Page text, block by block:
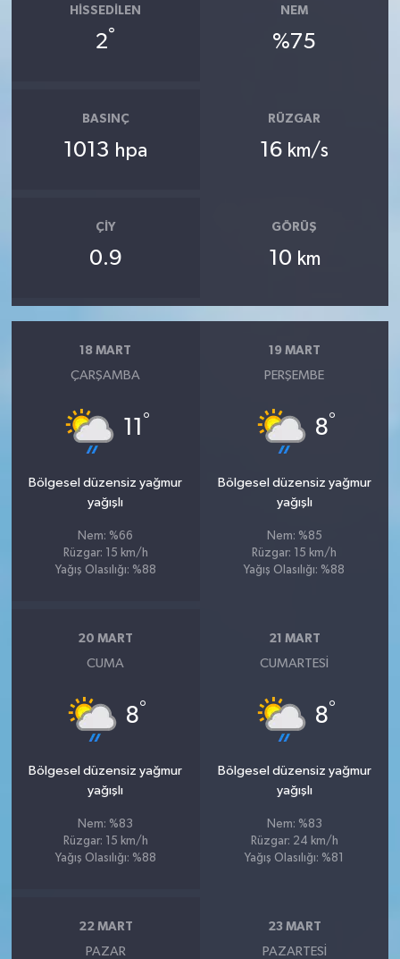
HISSEDILEN
2°
NEM
%75
BASINÇ
1013 hpa
RÜZGAR
16 km/s
ÇIY
0.9
GÖRÜŞ
10 km
18 MART
ÇARŞAMBA
11 °
Bölgesel düzensiz yağmur
yağışlı
Nem: %66
Rüzgar: 15 km/h
Yağış Olasılığı: %88
19 MART
PERŞEMBE
8°
Bölgesel düzensiz yağmur
yağışlı
Nem: %85
Rüzgar: 15 km/h
Yağış Olasılığı: %88
20 MART
CUMA
8°
Bölgesel düzensiz yağmur
yağışlı
Nem: %83
Rüzgar: 15 km/h
Yağış Olasılığı: %88
21 MART
CUMARTESI
8°
Bölgesel düzensiz yağmur
yağışlı
Nem: %83
Rüzgar: 24 km/h
Yağış Olasılığı: %81
22 MART
PAZAR
23 MART
PAZARTESI